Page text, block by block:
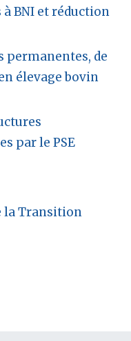
BNI et réduction
permanentes, de
élevage bovin
par le PSE
la Transition